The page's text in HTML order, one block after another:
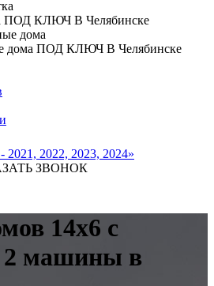
ПОД КЛЮЧ В Челябинске
дома ПОД КЛЮЧ В Челябинске
2021, 2022, 2023, 2024»
ЗВОНОК
14x6 с
2 машины в